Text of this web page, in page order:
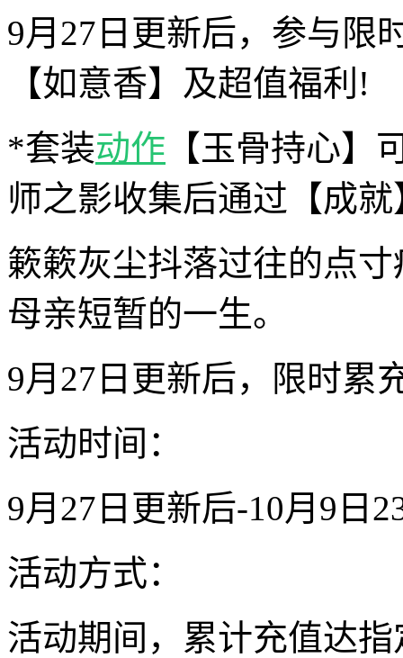
9月27日更新后，参与限
【如意香】及超值福利!
*套装动作 【玉骨持心】
师之影收集后通过【成
簌簌灰尘抖落过往的点
母亲短暂的一生。
9月27日更新后，限时累
活动时间：
9月27日更新后-10月9日
活动方式：
活动期间，累计充值达